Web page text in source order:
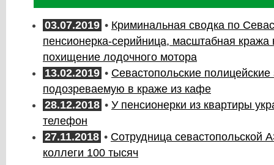
03.07.2019 • Криминальная сводка по
пенсионерка-серийница, масштабная кража
похищение лодочного мотора
13.02.2019 • Севастопольские
подозреваемую в краже из кафе
28.12.2018 • У пенсионерки из квартиры
телефон
27.11.2018 • Сотрудница севастопольской
коллеги 100 тысяч